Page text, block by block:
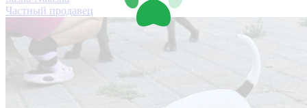
Частный продавец